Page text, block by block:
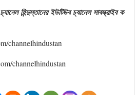
চ্যানেল হিন্দুস্তানের ইউটিউব চ্যানেল সাবস্ক্রাইব ক
channelhindustan
channelhindustan